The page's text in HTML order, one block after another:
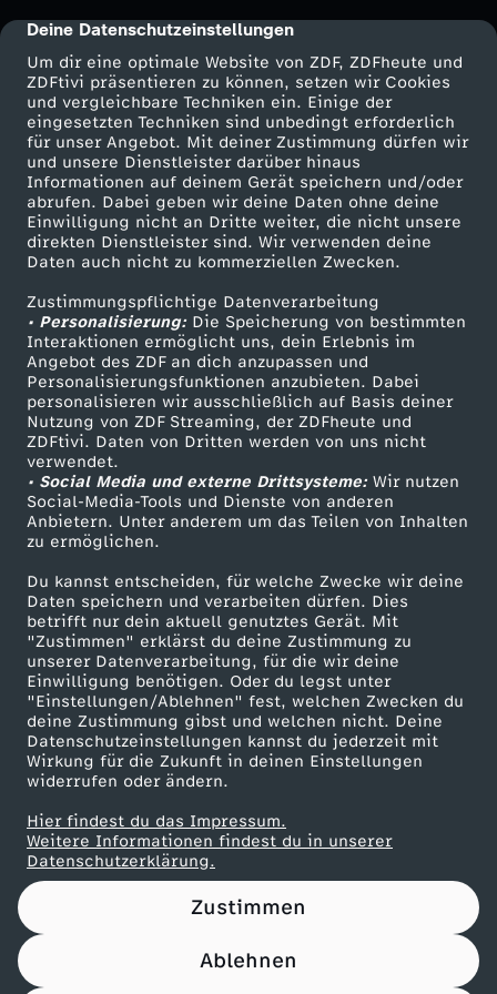
cmp-dialog-description
Deine Datenschutzeinstellungen
Um dir eine optimale Website von ZDF, ZDFheute und
ZDFtivi präsentieren zu können, setzen wir Cookies
und vergleichbare Techniken ein. Einige der
eingesetzten Techniken sind unbedingt erforderlich
für unser Angebot. Mit deiner Zustimmung dürfen wir
und unsere Dienstleister darüber hinaus
Informationen auf deinem Gerät speichern und/oder
abrufen. Dabei geben wir deine Daten ohne deine
Einwilligung nicht an Dritte weiter, die nicht unsere
direkten Dienstleister sind. Wir verwenden deine
Daten auch nicht zu kommerziellen Zwecken.
Zustimmungspflichtige Datenverarbeitung
• Personalisierung:Die Speicherung von bestimmten
Interaktionen ermöglicht uns, dein Erlebnis im
Angebot des ZDF an dich anzupassen und
Personalisierungsfunktionen anzubieten. Dabei
personalisieren wir ausschließlich auf Basis deiner
Nutzung von ZDF Streaming, der ZDFheute und
ZDFtivi. Daten von Dritten werden von uns nicht
verwendet.
• Social Media und externe Drittsysteme:Wir nutzen
Social-Media-Tools und Dienste von anderen
Anbietern. Unter anderem um das Teilen von Inhalten
zu ermöglichen.
Du kannst entscheiden, für welche Zwecke wir deine
Daten speichern und verarbeiten dürfen. Dies
betrifft nur dein aktuell genutztes Gerät. Mit
"Zustimmen" erklärst du deine Zustimmung zu
unserer Datenverarbeitung, für die wir deine
Einwilligung benötigen. Oder du legst unter
"Einstellungen/Ablehnen" fest, welchen Zwecken du
deine Zustimmung gibst und welchen nicht. Deine
Datenschutzeinstellungen kannst du jederzeit mit
Wirkung für die Zukunft in deinen Einstellungen
widerrufen oder ändern.
Hier findest du das Impressum.
Weitere Informationen findest du in unserer
Datenschutzerklärung.
Zustimmen
Ablehnen
-
d
i
e
N
o
e
l
g
o
e
s
c
r
a
z
y
-
a
n
d
k
l
i
n
i
k
g
S
e
x
-
W
i
e
l
i
e
b
t
d
i
e
Mehr ZDF
ZDF-Apps
Smart TV
ZDFtext
Livestreams
Sendungen A-Z
TV-Programm
Service
ZDFmitreden
Kontakt zum ZDF
Tickets
Zuschauerservice
Hilfe
ZDF Unternehmen
Karriere
ZDF goes Schule
Werbefernsehen
Mainzelmännchen
Partner
Nutzungsbedingungen